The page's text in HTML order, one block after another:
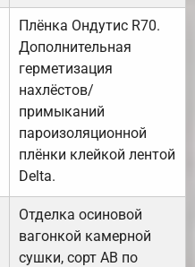
Плёнка Ондутис R70.
Дополнительная
герметизация
нахлёстов/
примыканий
пароизоляционной
плёнки клейкой лентой
Delta.
Отделка осиновой
вагонкой камерной
сушки, сорт АВ по